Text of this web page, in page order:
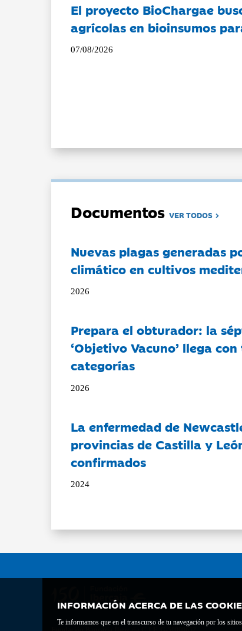
INFORMACIÓN ACERCA DE LAS
Te informamos que en el transcurso de tu navegación por los
El proyecto BioChargae
agrícolas en bioinsumos
07/08/2026
DocumentosVER TODOS
Nuevas plagas generadas
climático en cultivos
2026
Prepara el obturador: la
‘Objetivo Vacuno’ llega
categorías
2026
La enfermedad de
provincias de Castilla y
confirmados
2024